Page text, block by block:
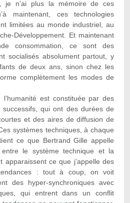
je n’ai plus la mémoire de ces
maintenant, ces technologies
limitées au monde industriel, au
Développement. Et maintenant
consommation, ce sont des
socialisés absolument partout, y
de deux ans, sinon chez les
complètement les modes de
l’humanité est constituée par des
successifs, qui ont des durées de
et des aires de diffusion de
systèmes techniques, à chaque
ce que Bertrand Gille appelle
entre le système technique et la
apparaissent ce que j’appelle des
: tout à coup, on voit
des hyper-synchroniques avec
qui entrent dans un conflit